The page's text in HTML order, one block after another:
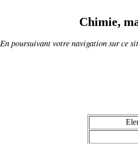
Chimie,
En poursuivant votre navigation sur ce